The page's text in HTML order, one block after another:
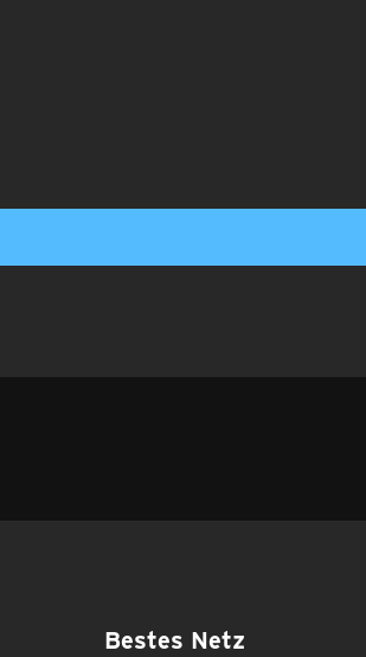
Bestes Netz